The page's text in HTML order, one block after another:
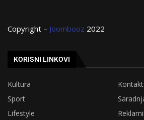
Copyright – Joombooz 2022
KORISNI LINKOVI
Kultura
Kontakt
Sport
Lifestyle